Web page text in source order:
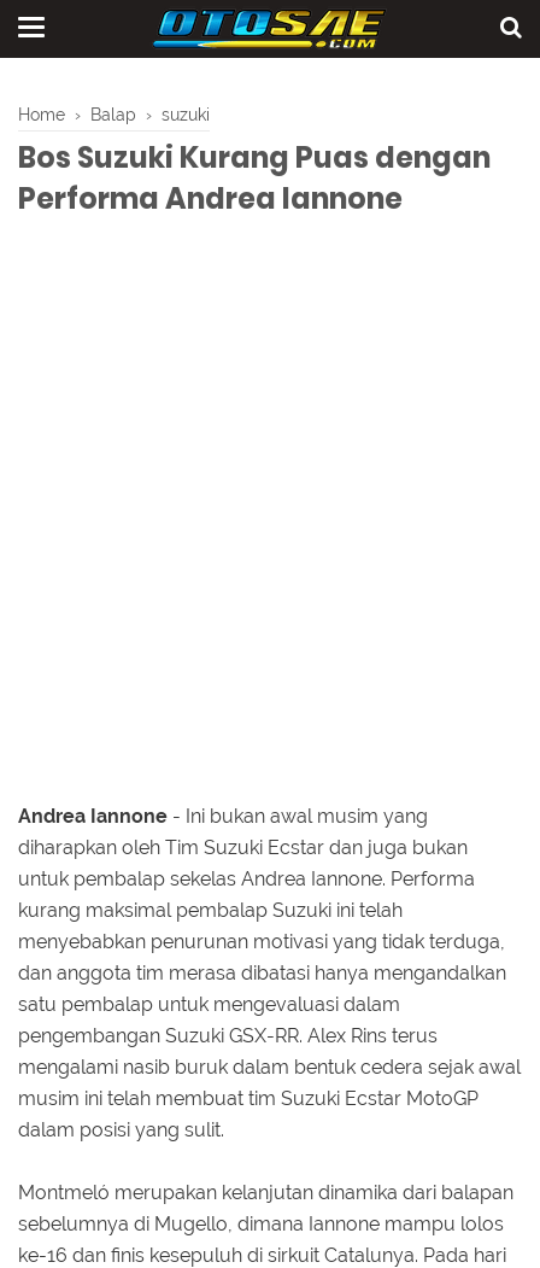
Home › Balap › suzuki
Bos Suzuki Kurang Puas dengan
Performa Andrea Iannone
Andrea Iannone - Ini bukan awal musim yang
diharapkan oleh Tim Suzuki Ecstar dan juga bukan
untuk pembalap sekelas Andrea Iannone. Performa
kurang maksimal pembalap Suzuki ini telah
menyebabkan penurunan motivasi yang tidak terduga,
dan anggota tim merasa dibatasi hanya mengandalkan
satu pembalap untuk mengevaluasi dalam
pengembangan Suzuki GSX-RR. Alex Rins terus
mengalami nasib buruk dalam bentuk cedera sejak awal
musim ini telah membuat tim Suzuki Ecstar MotoGP
dalam posisi yang sulit.
Montmeló merupakan kelanjutan dinamika dari balapan
sebelumnya di Mugello, dimana Iannone mampu lolos
ke-16 dan finis kesepuluh di sirkuit Catalunya. Pada hari